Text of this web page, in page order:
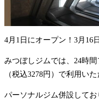
4月1日にオープン！3月16
みつぼしジムでは、24時
（税込3278円）で利用いた
パーソナルジム併設してお